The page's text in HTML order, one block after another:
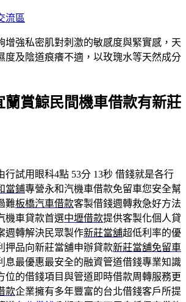
流區
增強私密肌對刺激的敏感度與緊實感，天
度及陰道痕癢不適，以玫瑰水等天然成分
蘭賞鯨民間機車借款有新莊
行試用眼科4點 53分 13秒 借錢就是各行
當鋪專營永和汽機車借款免留車您安全幫
難板橋汽車借款客製借錢週轉救急好方法
機車貸款首選中壢借款提供客製化個人貸
週轉解決民眾製作新莊當舖超低利率的優
押品向新莊當舖申辦貸款新莊當舖免留車
息最優惠最安全的融資管道借錢專業知識
位的借錢項目與管道即時借款周轉服務更
款企業擁有多年豐富的台北借錢客戶所提